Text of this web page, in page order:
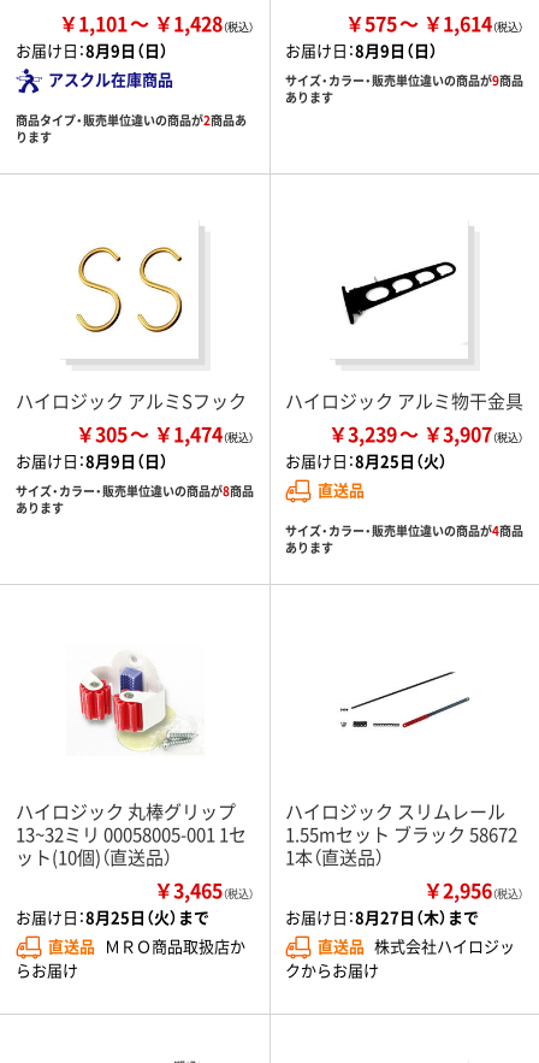
￥1,101 ￥1,428
お届け日：8月9日（日）
アスクル在庫商品
商品タイプ・販売単位違いの商品が2商品あ
ります
￥575 ￥1,614
お届け日：8月9日（日）
サイズ・カラー・販売単位違いの商品が9商品
あります
ハイロジック アルミSフック
￥305 ￥1,474
お届け日：8月9日（日）
サイズ・カラー・販売単位違いの商品が8商品
あります
ハイロジック アルミ物干金具
￥3,239 ￥3,907
お届け日：8月25日（火）
直送品
サイズ・カラー・販売単位違いの商品が4商品
あります
ハイロジック 丸棒グリップ
13~32ミリ 00058005-001 1セ
ット(10個)（直送品）
￥3,465（税込）
お届け日：8月25日（火）まで
直送品 ＭＲＯ商品取扱店か
らお届け
ハイロジック スリムレール
1.55mセット ブラック 58672
1本（直送品）
￥2,956（税込）
お届け日：8月27日（木）まで
直送品 株式会社ハイロジッ
クからお届け